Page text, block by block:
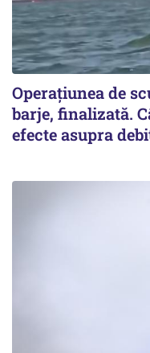
Operațiunea de
barje, finalizată.
efecte asupra